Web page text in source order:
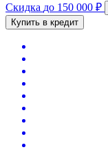
Скидка до 150 000 ₽
Купить в кредит